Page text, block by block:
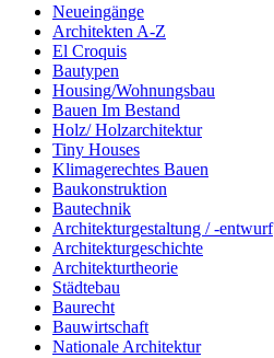
Neueingänge
Architekten A-Z
El Croquis
Bautypen
Housing/Wohnungsbau
Bauen Im Bestand
Holz/ Holzarchitektur
Tiny Houses
Klimagerechtes Bauen
Baukonstruktion
Bautechnik
Architekturgestaltung / -entwurf
Architekturgeschichte
Architekturtheorie
Städtebau
Baurecht
Bauwirtschaft
Nationale Architektur